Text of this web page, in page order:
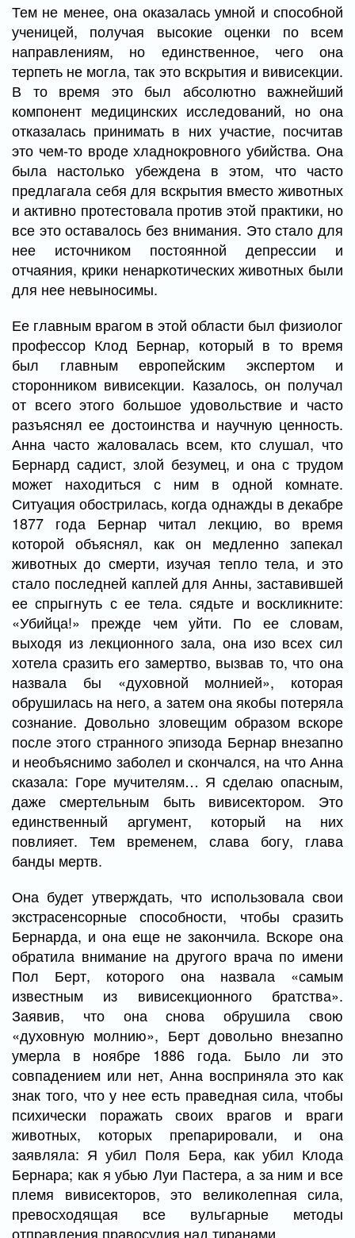
Тем не менее, она оказалась умной и способной
ученицей, получая высокие оценки по всем
направлениям, но единственное, чего она
терпеть не могла, так это вскрытия и вивисекции.
В то время это был абсолютно важнейший
компонент медицинских исследований, но она
отказалась принимать в них участие, посчитав
это чем-то вроде хладнокровного убийства. Она
была настолько убеждена в этом, что часто
предлагала себя для вскрытия вместо животных
и активно протестовала против этой практики, но
все это оставалось без внимания. Это стало для
нее источником постоянной депрессии и
отчаяния, крики ненаркотических животных были
для нее невыносимы.
Ее главным врагом в этой области был физиолог
профессор Клод Бернар, который в то время
был главным европейским экспертом и
сторонником вивисекции. Казалось, он получал
от всего этого большое удовольствие и часто
разъяснял ее достоинства и научную ценность.
Анна часто жаловалась всем, кто слушал, что
Бернард садист, злой безумец, и она с трудом
может находиться с ним в одной комнате.
Ситуация обострилась, когда однажды в декабре
1877 года Бернар читал лекцию, во время
которой объяснял, как он медленно запекал
животных до смерти, изучая тепло тела, и это
стало последней каплей для Анны, заставившей
ее спрыгнуть с ее тела. сядьте и воскликните:
«Убийца!» прежде чем уйти. По ее словам,
выходя из лекционного зала, она изо всех сил
хотела сразить его замертво, вызвав то, что она
назвала бы «духовной молнией», которая
обрушилась на него, а затем она якобы потеряла
сознание. Довольно зловещим образом вскоре
после этого странного эпизода Бернар внезапно
и необъяснимо заболел и скончался, на что Анна
сказала: Горе мучителям… Я сделаю опасным,
даже смертельным быть вивисектором. Это
единственный аргумент, который на них
повлияет. Тем временем, слава богу, глава
банды мертв.
Она будет утверждать, что использовала свои
экстрасенсорные способности, чтобы сразить
Бернарда, и она еще не закончила. Вскоре она
обратила внимание на другого врача по имени
Пол Берт, которого она назвала «самым
известным из вивисекционного братства».
Заявив, что она снова обрушила свою
«духовную молнию», Берт довольно внезапно
умерла в ноябре 1886 года. Было ли это
совпадением или нет, Анна восприняла это как
знак того, что у нее есть праведная сила, чтобы
психически поражать своих врагов и враги
животных, которых препарировали, и она
заявляла: Я убил Поля Бера, как убил Клода
Бернара; как я убью Луи Пастера, а за ним и все
племя вивисекторов, это великолепная сила,
превосходящая все вульгарные методы
отправления правосудия над тиранами.